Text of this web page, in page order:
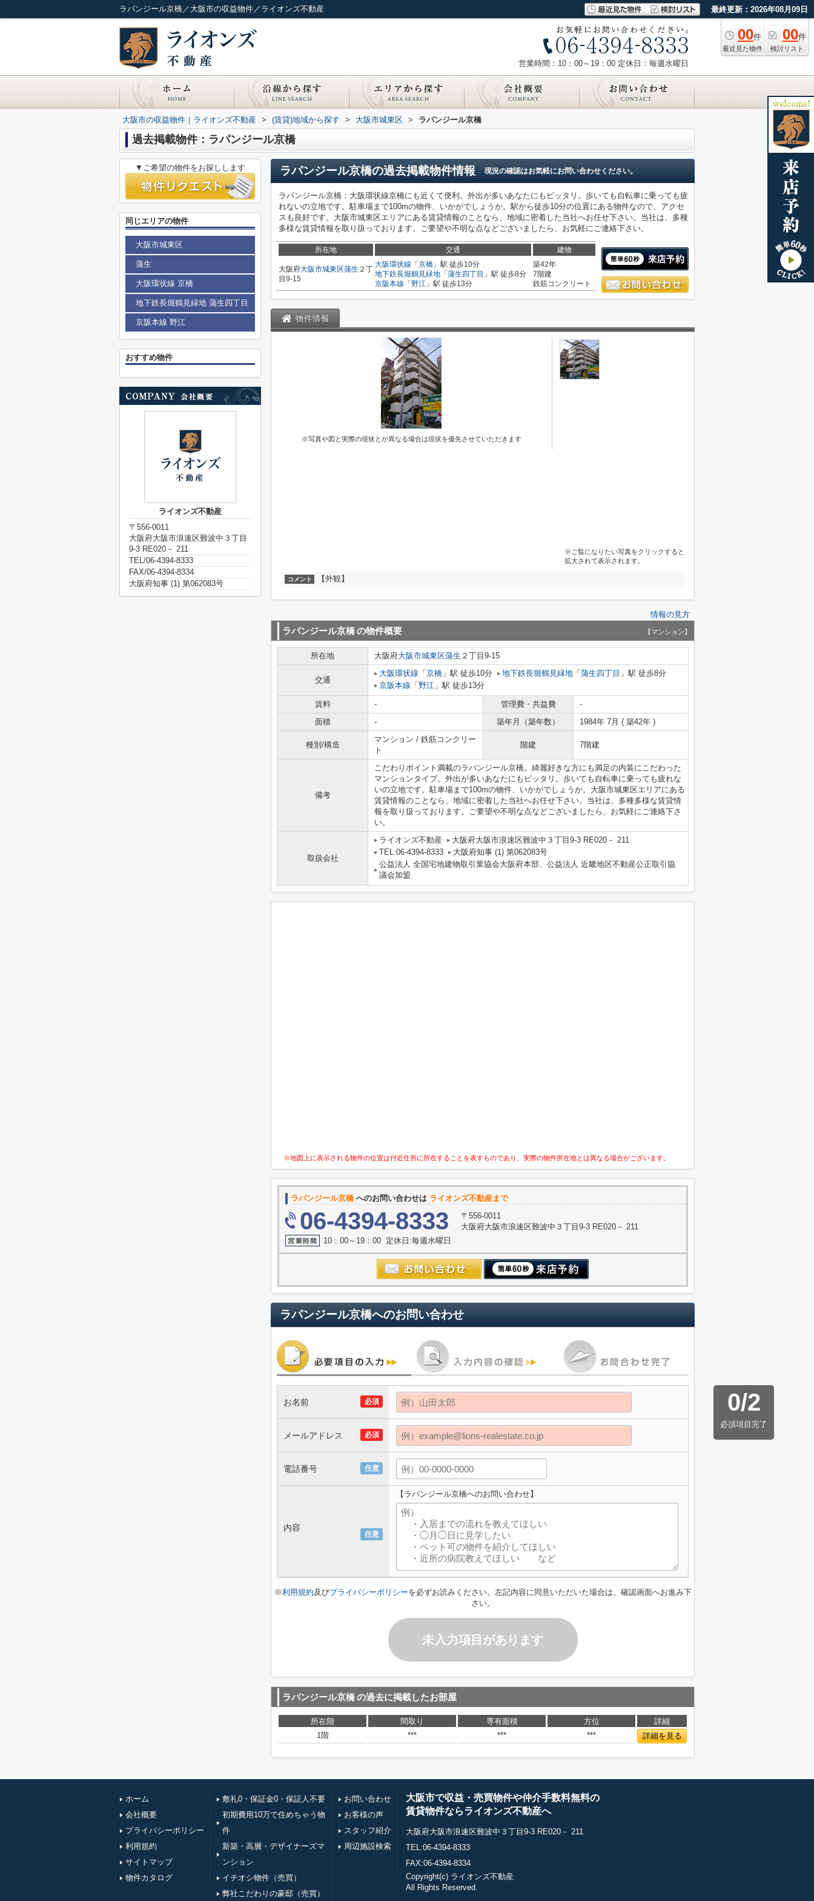
ラパンジール京橋／大阪市の収益物件／ライオンズ不動産 最終更新：2026年08月09日
00件
最近見た物件
00件
検討リスト
営業時間：10：00～19：00 定休日：毎週水曜日
大阪市の収益物件｜ライオンズ不動産 > (賃貸)地域から探す > 大阪市城東区 > ラパンジール京橋
過去掲載物件：ラパンジール京橋
ラパンジール京橋の過去掲載物件情報 現況の確認はお気軽にお問い合わせください。
ラパンジール京橋：大阪環状線京橋にも近くて便利。外出が多いあなたにもピッタリ。歩いても自転車に乗っても疲
れないの立地です。駐車場まで100mの物件、いかがでしょうか。駅から徒歩10分の位置にある物件なので、アクセ
スも良好です。大阪市城東区エリアにある賃貸情報のことなら、地域に密着した当社へお任せ下さい。当社は、多種
多様な賃貸情報を取り扱っております。ご要望や不明な点などございましたら、お気軽にご連絡下さい。
所在地 交通 建物
大阪府大阪市城東区蒲生 ２丁
目9-15
大阪環状線 「 京橋 」駅 徒歩10分
地下鉄長堀鶴見緑地 「 蒲生四丁目 」駅 徒歩8分
京阪本線 「 野江 」駅 徒歩13分
築42年
7階建
鉄筋コンクリート
物件情報
※写真や図と実際の現状とが異なる場合は現状を優先させていただきます
※ご覧になりたい写真をクリックすると
拡大されて表示されます。
コメント 【外観】
情報の見方
ラパンジール京橋の物件概要 【マンション】
所在地 大阪府大阪市城東区蒲生 ２丁目9-15
交通
大阪環状線 「 京橋 」駅 徒歩10分 地下鉄長堀鶴見緑地 「 蒲生四丁目 」駅 徒歩8分
京阪本線 「 野江 」駅 徒歩13分
賃料 - 管理費・共益費
-
面積
- 築年月（築年数） 1984年 7月 ( 築42年 )
種別/構造
マンション / 鉄筋コンクリー
ト
階建 7階建
備考
こだわりポイント満載のラパンジール京橋。綺麗好きな方にも満足の内装にこだわった
マンションタイプ。外出が多いあなたにもピッタリ。歩いても自転車に乗っても疲れな
いの立地です。駐車場まで100mの物件、いかがでしょうか。大阪市城東区エリアにある
賃貸情報のことなら、地域に密着した当社へお任せ下さい。当社は、多種多様な賃貸情
報を取り扱っております。ご要望や不明な点などございましたら、お気軽にご連絡下さ
い。
取扱会社
ライオンズ不動産
大阪府大阪市浪速区難波中３丁目9-3 RE020－ 211
TEL:06-4394-8333
大阪府知事 (1) 第062083号
公益法人 全国宅地建物取引業協会大阪府本部、公益法人 近畿地区不動産公正取引協
議会加盟
※地図上に表示される物件の位置は付近住所に所在することを表すものであり、実際の物件所在地とは異なる場合がございます。
ラパンジール京橋 へのお問い合わせは ライオンズ不動産まで
06-4394-8333
〒556-0011
大阪府大阪市浪速区難波中３丁目9-3 RE020－ 211
10：00～19：00 定休日:毎週水曜日
ラパンジール京橋へのお問い合わせ
0/2
必須項目完了
必須
お名前
必須
メールアドレス
任意
電話番号
任意
内容
【ラパンジール京橋へのお問い合わせ】
※利用規約及びプライバシーポリシーを必ずお読みください。左記内容に同意いただいた場合は、確認画面へお進み下
さい。
未入力項目があります
ラパンジール京橋の過去に掲載したお部屋
所在階 間取り 専有面積 方位
詳細
1階
*** *** *** 詳細を見る
▼ご希望の物件をお探しします
同じエリアの物件
大阪市城東区
蒲生
大阪環状線 京橋
地下鉄長堀鶴見緑地 蒲生四丁目
京阪本線 野江
おすすめ物件
ライオンズ不動産
〒556-0011
大阪府大阪市浪速区難波中３丁目
9-3 RE020－ 211
TEL/06-4394-8333
FAX/06-4394-8334
大阪府知事 (1) 第062083号
ホーム
会社概要
プライバシーポリシー
利用規約
サイトマップ
物件カタログ
敷礼0・保証金0・保証人不要
初期費用10万で住めちゃう物
件
新築・高層・デザイナーズマ
ンション
イチオシ物件（売買）
弊社こだわりの豪邸（売買）
お問い合わせ
お客様の声
スタッフ紹介
周辺施設検索
大阪市で収益・売買物件や仲介手数料無料の
賃貸物件ならライオンズ不動産へ
大阪府大阪市浪速区難波中３丁目9-3 RE020－ 211
TEL:06-4394-8333
FAX:06-4394-8334
Copyright(c) ライオンズ不動産
All Rights Reserved.